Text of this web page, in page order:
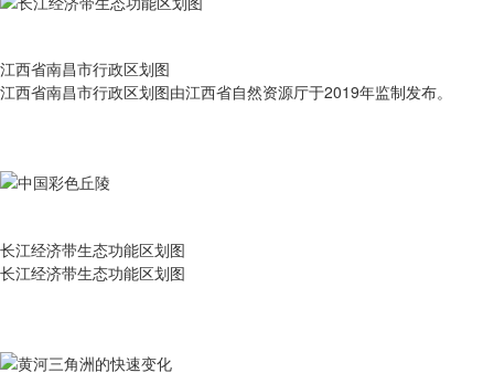
江西省南昌市行政区划图
江西省南昌市行政区划图由江西省自然资源厅于2019年监制发布。
长江经济带生态功能区划图
长江经济带生态功能区划图